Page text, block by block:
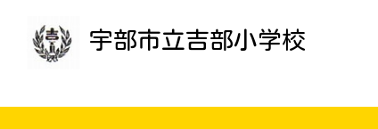
宇部市立吉部小学校